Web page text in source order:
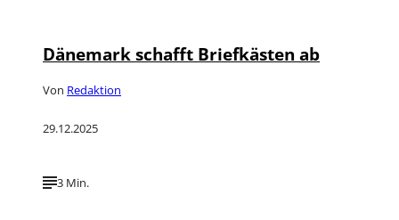
Dänemark schafft Briefkästen ab
Von Redaktion
29.12.2025
3 Min.